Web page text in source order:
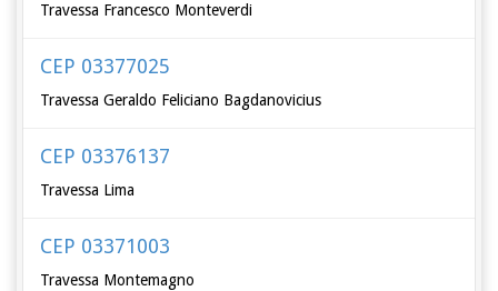
Travessa Francesco Monteverdi
CEP 03377025
Travessa Geraldo Feliciano Bagdanovicius
CEP 03376137
Travessa Lima
CEP 03371003
Travessa Montemagno